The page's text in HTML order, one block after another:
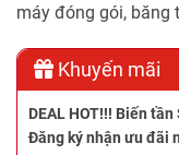
máy đóng gói, băng
Khuyến mãi
DEAL HOT!!! Biến tần
Đăng ký nhận ưu đãi